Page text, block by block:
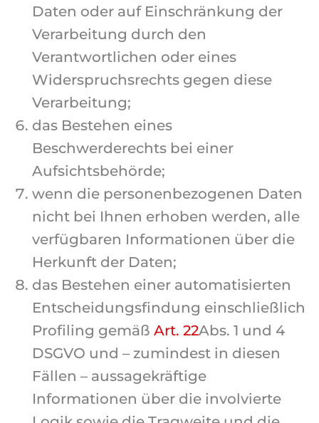
Daten oder auf Einschränkung der
Verarbeitung durch den
Verantwortlichen oder eines
Widerspruchsrechts gegen diese
Verarbeitung;
das Bestehen eines
Beschwerderechts bei einer
Aufsichtsbehörde;
wenn die personenbezogenen Daten
nicht bei Ihnen erhoben werden, alle
verfügbaren Informationen über die
Herkunft der Daten;
das Bestehen einer automatisierten
Entscheidungsfindung einschließlich
Profiling gemäß Art. 22Abs. 1 und 4
DSGVO und – zumindest in diesen
Fällen – aussagekräftige
Informationen über die involvierte